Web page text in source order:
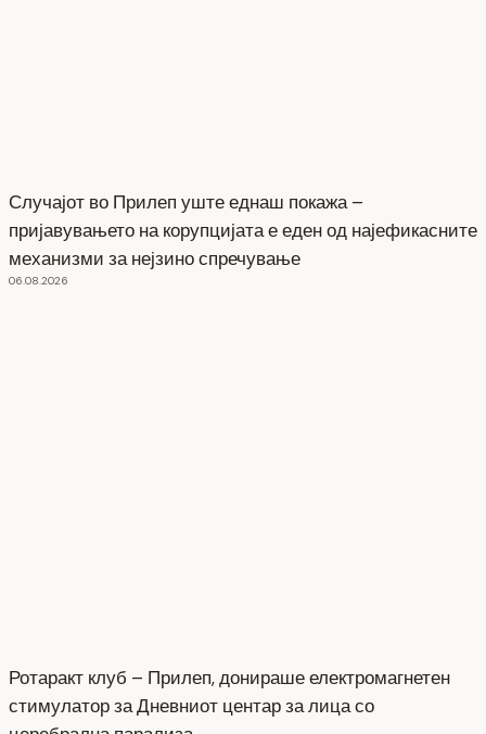
Случајот во Прилеп уште еднаш покажа –
пријавувањето на корупцијата е еден од најефикасните
механизми за нејзино спречување
06.08.2026
Ротаракт клуб – Прилеп, донираше електромагнетен
стимулатор за Дневниот центар за лица со